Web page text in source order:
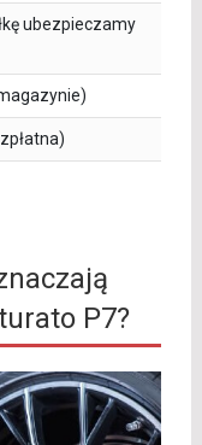
ubezpieczamy
P7?